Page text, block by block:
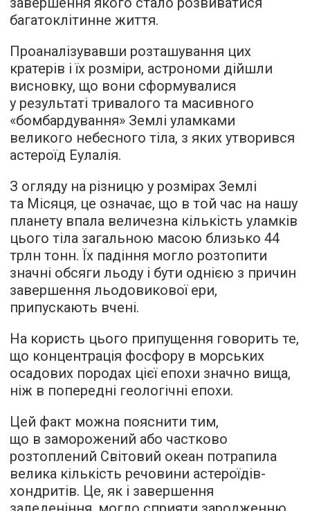
багатоклітинне життя.
Проаналізувавши розташування цих
кратерів і їх розміри, астрономи дійшли
висновку, що вони сформувалися
у результаті тривалого та масивного
«бомбардування» Землі уламками
великого небесного тіла, з яких утворився
астероїд Еулалія.
З огляду на різницю у розмірах Землі
та Місяця, це означає, що в той час на нашу
планету впала величезна кількість уламків
цього тіла загальною масою близько 44
трлн тонн. Їх падіння могло розтопити
значні обсяги льоду і бути однією з причин
завершення льодовикової ери,
припускають вчені.
На користь цього припущення говорить те,
що концентрація фосфору в морських
осадових породах цієї епохи значно вища,
ніж в попередні геологічні епохи.
Цей факт можна пояснити тим,
що в заморожений або частково
розтоплений Світовий океан потрапила
велика кількість речовини астероїдів-
хондритів. Це, як і завершення